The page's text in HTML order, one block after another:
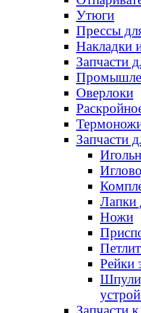
Утюги
Прессы
Накладки
Запчасти
Оверлоки
Запчасти
Лапки
Ножи
Рейки